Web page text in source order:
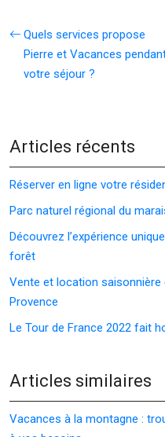
Quels services propose
Pierre et Vacances
votre séjour ?
Articles récents
Réserver en ligne votre
Parc naturel régional du
Découvrez l’expérience
forêt
Vente et location
Provence
Le Tour de France 2022 fait
Articles similaires
Vacances à la montagne :